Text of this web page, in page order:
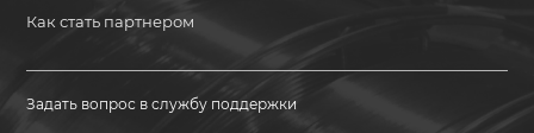
Как стать партнером
Задать вопрос в службу поддержки